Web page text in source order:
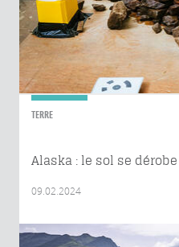
TERRE
Alaska : le sol se dérobe
09.02.2024